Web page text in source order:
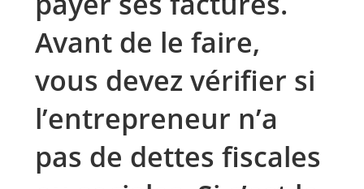
Avant de le faire,
vous devez vérifier si
l’entrepreneur n’a
pas de dettes fiscales